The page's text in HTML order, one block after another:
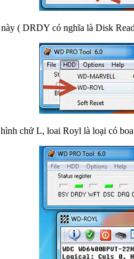
( DRDY có nghĩa là Disk
chử L, loai Royl là loại có